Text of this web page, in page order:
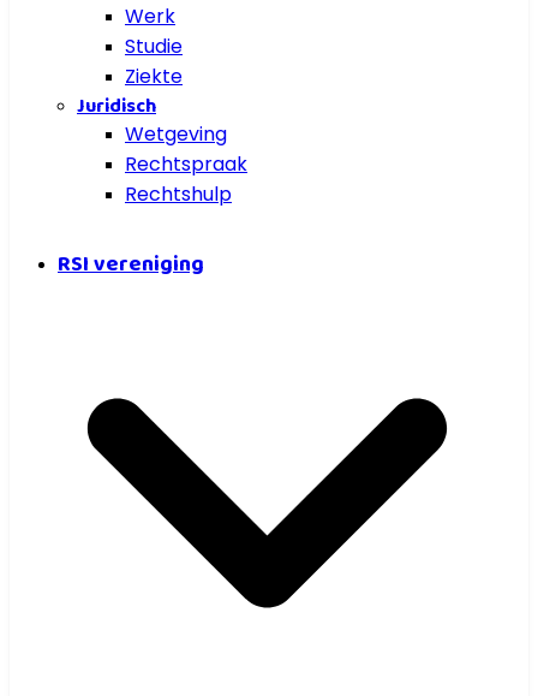
Werk
Studie
Ziekte
Juridisch
Wetgeving
Rechtspraak
Rechtshulp
RSI vereniging